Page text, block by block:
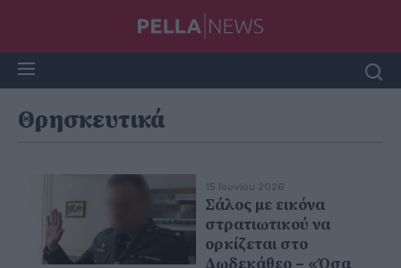
Θρησκευτικά
15 Ιουνίου 2026
Σάλος με εικόνα
στρατιωτικού να
ορκίζεται στο